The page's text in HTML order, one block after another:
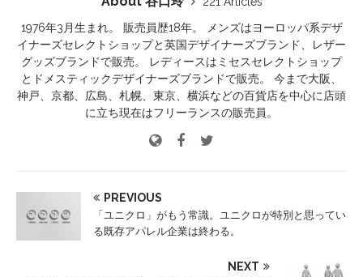
1976年3月生まれ。 販売員歴18年。 メンズはヨーロッパ系デザ
イナーズセレクトショップと英国デザイナーズブランド、レザー
グッズブランドで販売。 レディースはミセスセレクトショップ
とドメスティックデザイナーズブランドで販売。 今まで大阪、
神戸、京都、広島、札幌、東京、横浜などの百貨店を中心に店頭
に立ち現在はフリーランスの販売員。
PREVIOUS
「ユニクロ」がもう常識。ユニクロが特別と思ってい
る既存アパレル企業は終わる。
NEXT